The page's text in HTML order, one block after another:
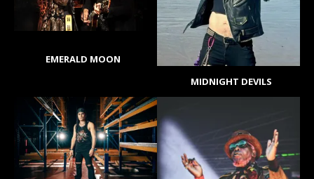
EMERALD MOON
MIDNIGHT DEVILS